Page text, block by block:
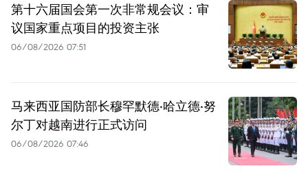
第十六届国会第一次非常规会议：审
议国家重点项目的投资主张
06/08/2026 07:51
马来西亚国防部长穆罕默德·哈立德·努
尔丁对越南进行正式访问
06/08/2026 07:46